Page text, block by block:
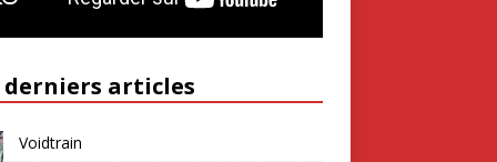
derniers articles
Voidtrain